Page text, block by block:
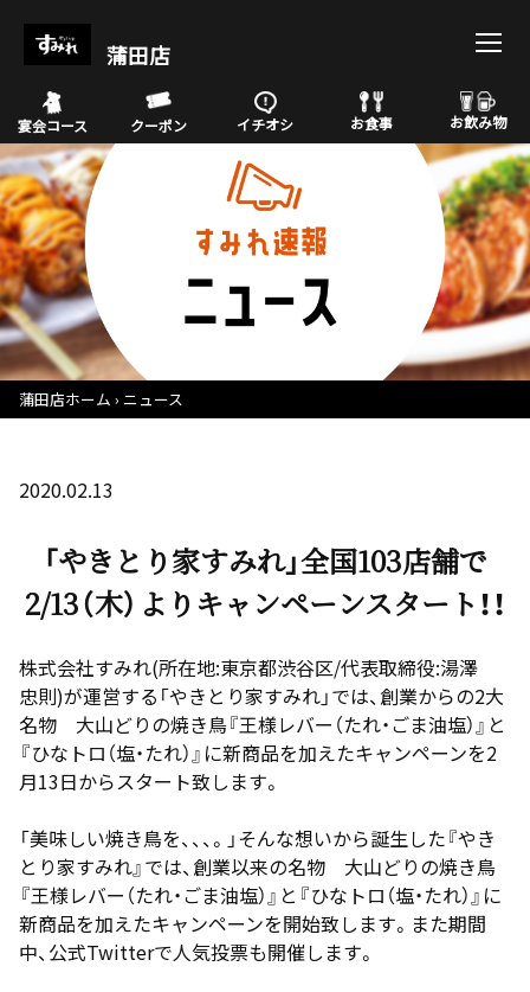
蒲田店
宴会コース クーポン イチオシ お食事 お飲み物
蒲田店ホーム ニュース
2020.02.13
「やきとり家すみれ」全国103店舗で
2/13（木）よりキャンペーンスタート！！
株式会社すみれ(所在地:東京都渋谷区/代表取締役:湯澤
忠則)が運営する「やきとり家すみれ」では、創業からの2大
名物 大山どりの焼き鳥『王様レバー（たれ・ごま油塩）』と
『ひなトロ（塩・たれ）』に新商品を加えたキャンペーンを2
月13日からスタート致します。
「美味しい焼き鳥を、、、。」そんな想いから誕生した『やき
とり家すみれ』では、創業以来の名物 大山どりの焼き鳥
『王様レバー（たれ・ごま油塩）』と『ひなトロ（塩・たれ）』に
新商品を加えたキャンペーンを開始致します。また期間
中、公式Twitterで人気投票も開催します。